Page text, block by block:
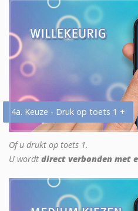
4a. Keuze - Druk op toets 1 +
Of u drukt op toets 1.
U wordt direct verbonden met